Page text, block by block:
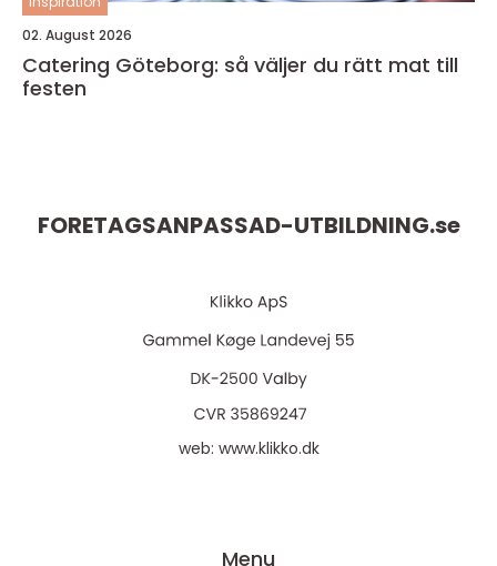
02. August 2026
Catering Göteborg: så väljer du rätt mat till
festen
FORETAGSANPASSAD-UTBILDNING.se
web: www.klikko.dk
Menu